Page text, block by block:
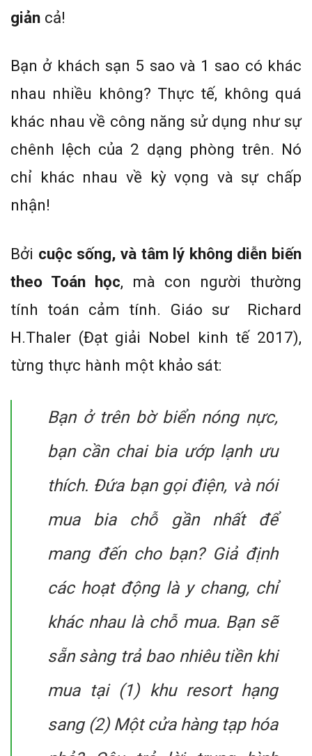
giản cả!
Bạn ở khách sạn 5 sao và 1 sao có khác
nhau nhiều không? Thực tế, không quá
khác nhau về công năng sử dụng như sự
chênh lệch của 2 dạng phòng trên. Nó
chỉ khác nhau về kỳ vọng và sự chấp
nhận!
Bởi cuộc sống, và tâm lý không diễn biến
theo Toán học, mà con người thường
tính toán cảm tính. Giáo sư Richard
H.Thaler (Đạt giải Nobel kinh tế 2017),
từng thực hành một khảo sát:
Bạn ở trên bờ biển nóng nực,
bạn cần chai bia ướp lạnh ưu
thích. Đứa bạn gọi điện, và nói
mua bia chỗ gần nhất để
mang đến cho bạn? Giả định
các hoạt động là y chang, chỉ
khác nhau là chỗ mua. Bạn sẽ
sẵn sàng trả bao nhiêu tiền khi
mua tại (1) khu resort hạng
sang (2) Một cửa hàng tạp hóa